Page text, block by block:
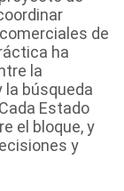
de
ha
la
búsqueda
Estado
el bloque, y
y